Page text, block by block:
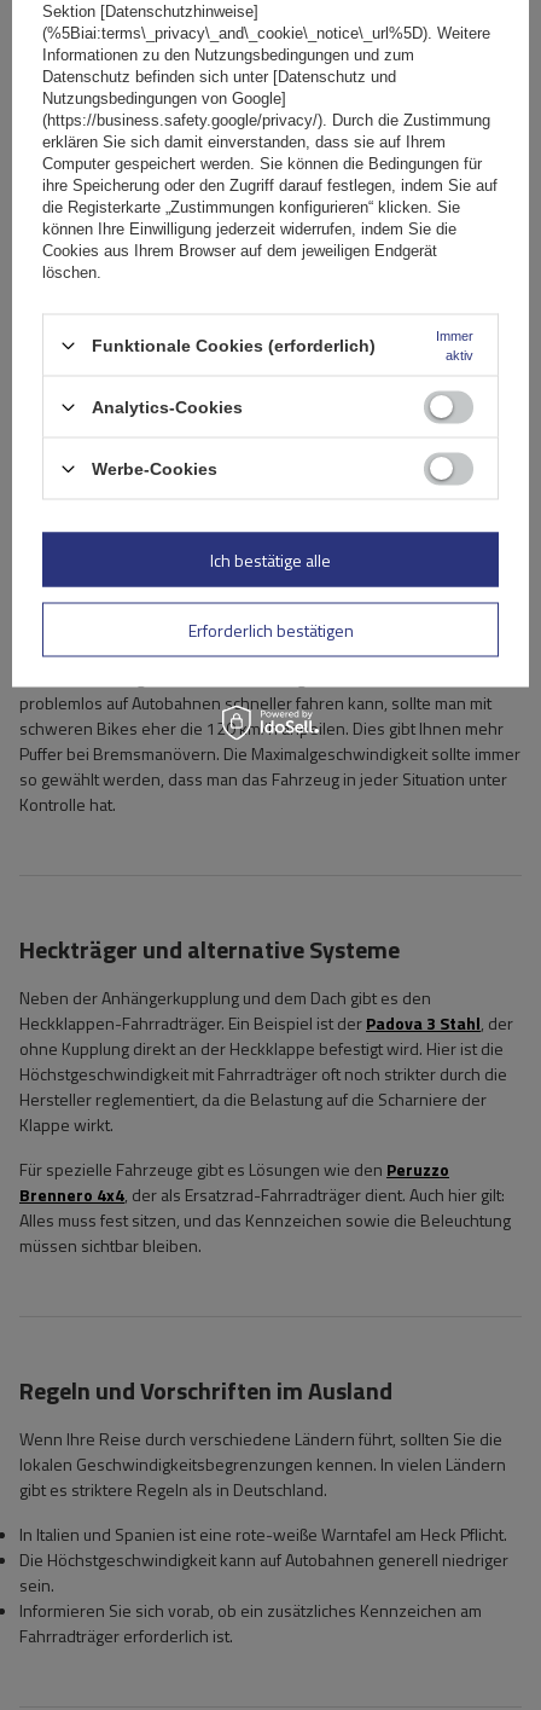
Transport von e Bikes: Besonderheiten bei
Gewicht und Tempo
Wenn Sie e Bikes transportieren, müssen Sie andere Sachen
beachten als bei herkömmlichen Rädern. Das hohe Gewicht der
stärker. Ein spezialisierter Anhängerkupplungs-Fahrradträger wie
der Inter Pack Spider 2E PRO ist hier die richtige Option, da er für die
Lasten von e Bikes ausgelegt ist.
120 km/h oder 130 km/h – Was ist sicherer?
problemlos auf Autobahnen schneller fahren kann, sollte man mit
schweren Bikes eher die 120 km/h anpeilen. Dies gibt Ihnen mehr
Puffer bei Bremsmanövern. Die Maximalgeschwindigkeit sollte immer
so gewählt werden, dass man das Fahrzeug in jeder Situation unter
Kontrolle hat.
Heckträger und alternative Systeme
Neben der Anhängerkupplung und dem Dach gibt es den
Heckklappen-Fahrradträger. Ein Beispiel ist derPadova 3 Stahl, der
ohne Kupplung direkt an der Heckklappe befestigt wird. Hier ist die
Höchstgeschwindigkeit mit Fahrradträger oft noch strikter durch die
Hersteller reglementiert, da die Belastung auf die Scharniere der
Klappe wirkt.
Für spezielle Fahrzeuge gibt es Lösungen wie den Peruzzo
Brennero 4x4, der als Ersatzrad-Fahrradträger dient. Auch hier gilt:
Alles muss fest sitzen, und das Kennzeichen sowie die Beleuchtung
müssen sichtbar bleiben.
Regeln und Vorschriften im Ausland
Wenn Ihre Reise durch verschiedene Ländern führt, sollten Sie die
lokalen Geschwindigkeitsbegrenzungen kennen. In vielen Ländern
gibt es striktere Regeln als in Deutschland.
In Italien und Spanien ist eine rote-weiße Warntafel am Heck Pflicht.
Die Höchstgeschwindigkeit kann auf Autobahnen generell niedriger
sein.
Informieren Sie sich vorab, ob ein zusätzliches Kennzeichen am
Fahrradträger erforderlich ist.
Sektion [Datenschutzhinweise]
(%5Biai:terms\_privacy\_and\_cookie\_notice\_url%5D). Weitere
Informationen zu den Nutzungsbedingungen und zum
Datenschutz befinden sich unter [Datenschutz und
Nutzungsbedingungen von Google]
(https://business.safety.google/privacy/). Durch die Zustimmung
erklären Sie sich damit einverstanden, dass sie auf Ihrem
Computer gespeichert werden. Sie können die Bedingungen für
ihre Speicherung oder den Zugriff darauf festlegen, indem Sie auf
die Registerkarte „Zustimmungen konfigurieren“ klicken. Sie
können Ihre Einwilligung jederzeit widerrufen, indem Sie die
Cookies aus Ihrem Browser auf dem jeweiligen Endgerät
löschen.
Funktionale Cookies (erforderlich)
Immer
aktiv
Analytics-Cookies
Werbe-Cookies
Erforderlich bestätigen
Ich bestätige alle